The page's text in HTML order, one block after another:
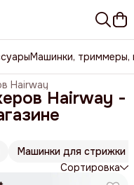
Машинки, триммеры,
Hairway
Hairway -
Машинки для стрижки
Сортировка